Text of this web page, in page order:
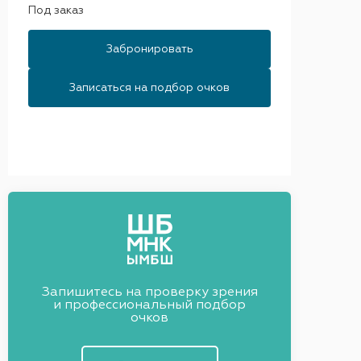
Под заказ
Забронировать
Записаться на подбор очков
Запишитесь на проверку зрения
и профессиональный подбор
очков